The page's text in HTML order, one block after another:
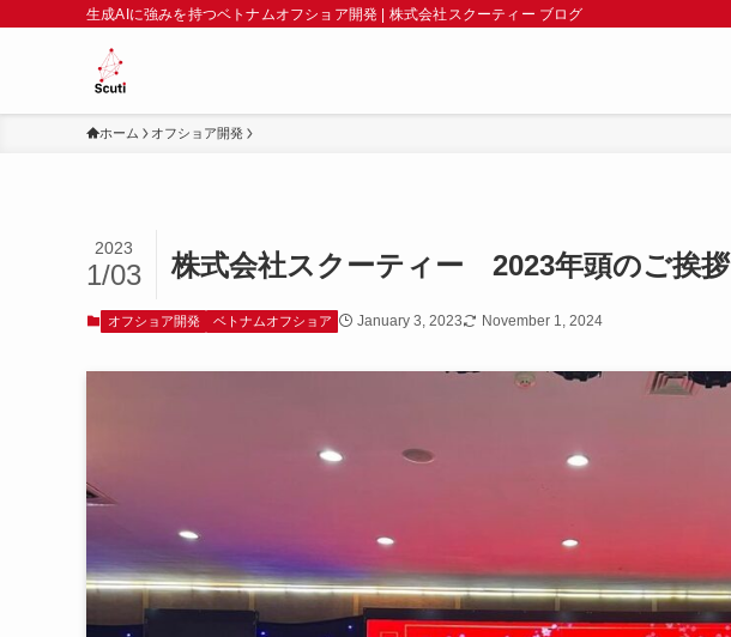
生成AIに強みを持つベトナムオフショア開発 | 株式会社スクーティー ブログ
ホーム オフショア開発
株式会社スクーティー 2023年頭のご挨拶
2023
1/03
オフショア開発 ベトナムオフショア January 3, 2023 November 1, 2024